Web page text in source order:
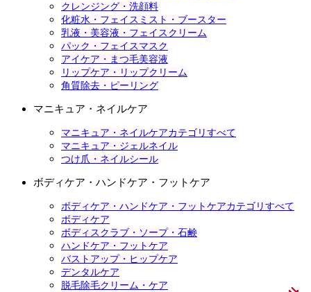
クレンジング・洗顔料
化粧水・フェイスミスト・ブースター
乳液・美容液・フェイスクリーム
パック・フェイスマスク
アイケア・まつ毛美容液
リップケア・リップクリーム
角質除去・ピーリング
マニキュア・ネイルケア
マニキュア・ネイルケアカテゴリすべて
マニキュア・ジェルネイル
つけ爪・ネイルシール
ボディケア・ハンドケア・フットケア
ボディケア・ハンドケア・フットケアカテゴリすべて
ボディケア
ボディスクラブ・ソープ・石鹸
ハンドケア・フットケア
バストアップ・ヒップケア
デンタルケア
脱毛除毛クリーム・ケア